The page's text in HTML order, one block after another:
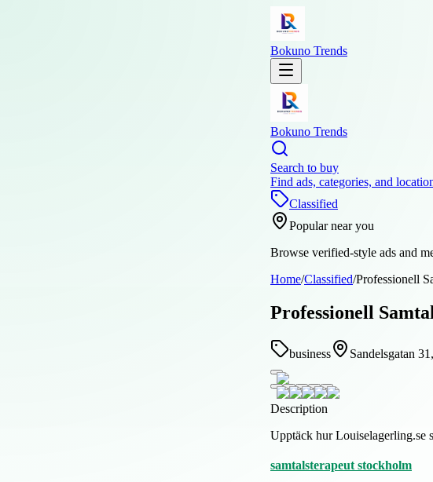
Bokuno Trends
Bokuno Trends
Search to buy
Find ads, categories, and
Classified
Popular near you
Browse verified-style ads and
Home/Classified/Professionell
Professionell
business Sandelsgatan
Description
Upptäck hur Louiselagerling.se
samtalsterapeut stockholm